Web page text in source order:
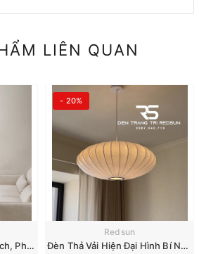
LIÊN QUAN
Đèn Thả Trần Phòng Khách, Phòng Ăn, Phòng Ngủ Hiện Đại Phong Cách Nhật Bản Wabi-sabi CDT-T074
- 20%
Redsun
Đèn Thả Vải Hiện Đại Hình Bí Ngô Lắp Phòng Khách, Phòng Ăn, Thông Tầng Phong Cách Nhật Bản Wabi-sabi DC-T116